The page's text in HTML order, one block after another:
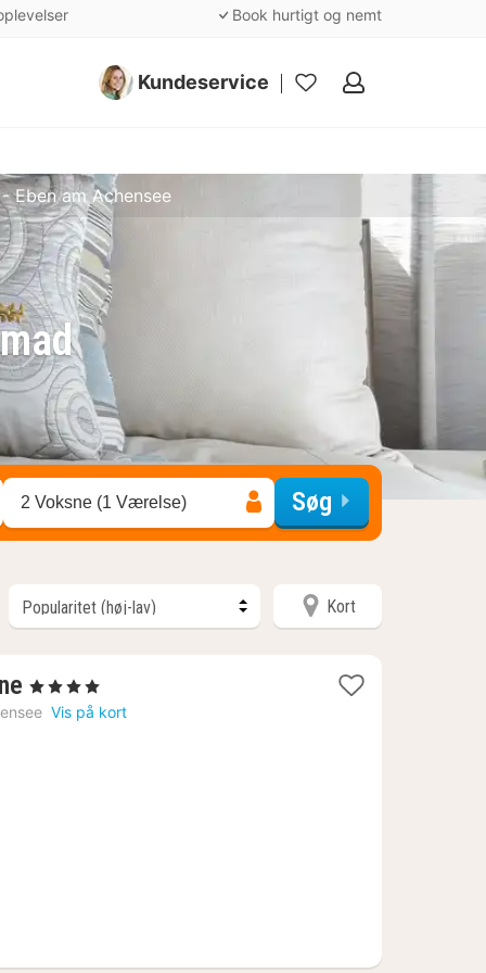
Book hurtigt og nemt
Kundeservice
Mine
Eben am Achensee
2 Voksne (1 Værelse) Søg
Kort
1
nat
, 4 Stjerner
Vis på kort